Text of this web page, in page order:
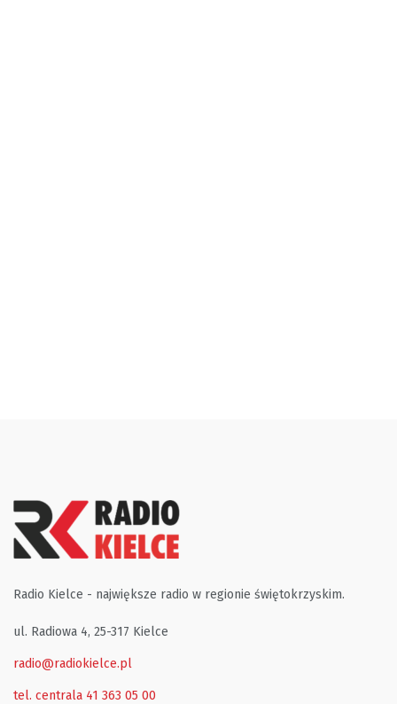
Radio Kielce - największe radio w regionie świętokrzyskim.
ul. Radiowa 4, 25-317 Kielce
radio@radiokielce.pl
tel. centrala 41 363 05 00